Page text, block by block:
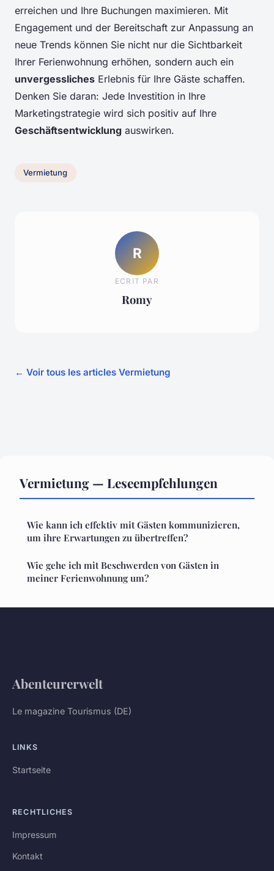
erreichen und Ihre Buchungen maximieren. Mit
Engagement und der Bereitschaft zur Anpassung an
neue Trends können Sie nicht nur die Sichtbarkeit
Ihrer Ferienwohnung erhöhen, sondern auch ein
unvergessliches Erlebnis für Ihre Gäste schaffen.
Denken Sie daran: Jede Investition in Ihre
Marketingstrategie wird sich positiv auf Ihre
Geschäftsentwicklung auswirken.
Vermietung
R
ECRIT PAR
Romy
← Voir tous les articles Vermietung
Vermietung — Leseempfehlungen
Wie kann ich effektiv mit Gästen kommunizieren,
um ihre Erwartungen zu übertreffen?
Wie gehe ich mit Beschwerden von Gästen in
meiner Ferienwohnung um?
Abenteurerwelt
Le magazine Tourismus (DE)
LINKS
Startseite
RECHTLICHES
Impressum
Kontakt